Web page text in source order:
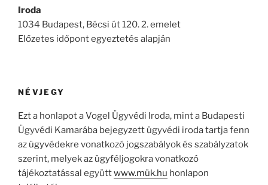
Iroda
1034 Budapest, Bécsi út 120. 2. emelet
Előzetes időpont egyeztetés alapján
NÉVJEGY
Ezt a honlapot a Vogel Ügyvédi Iroda, mint a Budapesti
Ügyvédi Kamarába bejegyzett ügyvédi iroda tartja fenn
az ügyvédekre vonatkozó jogszabályok és szabályzatok
szerint, melyek az ügyféljogokra vonatkozó
tájékoztatással együttwww.mük.hu honlapon